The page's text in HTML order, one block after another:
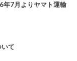
年7月よりヤマト運輸
て